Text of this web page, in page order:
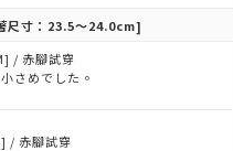
尺寸：23.5～24.0cm]
/ 赤腳試穿
さめでした。
/ 赤腳試穿